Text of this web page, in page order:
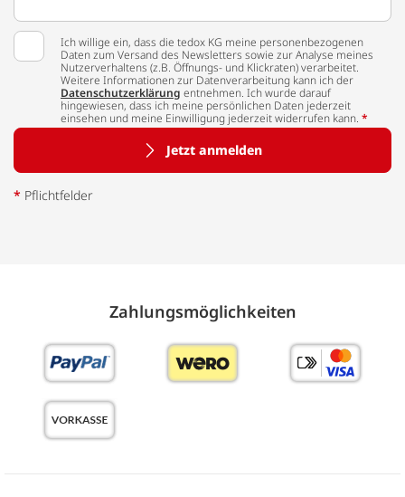
Ich willige ein, dass die tedox KG meine personenbezogenen
Daten zum Versand des Newsletters sowie zur Analyse meines
Nutzerverhaltens (z.B. Öffnungs- und Klickraten) verarbeitet.
Weitere Informationen zur Datenverarbeitung kann ich der
Datenschutzerklärung entnehmen. Ich wurde darauf
hingewiesen, dass ich meine persönlichen Daten jederzeit
einsehen und meine Einwilligung jederzeit widerrufen kann. *
Jetzt anmelden
* Pflichtfelder
Zahlungs­möglich­keiten